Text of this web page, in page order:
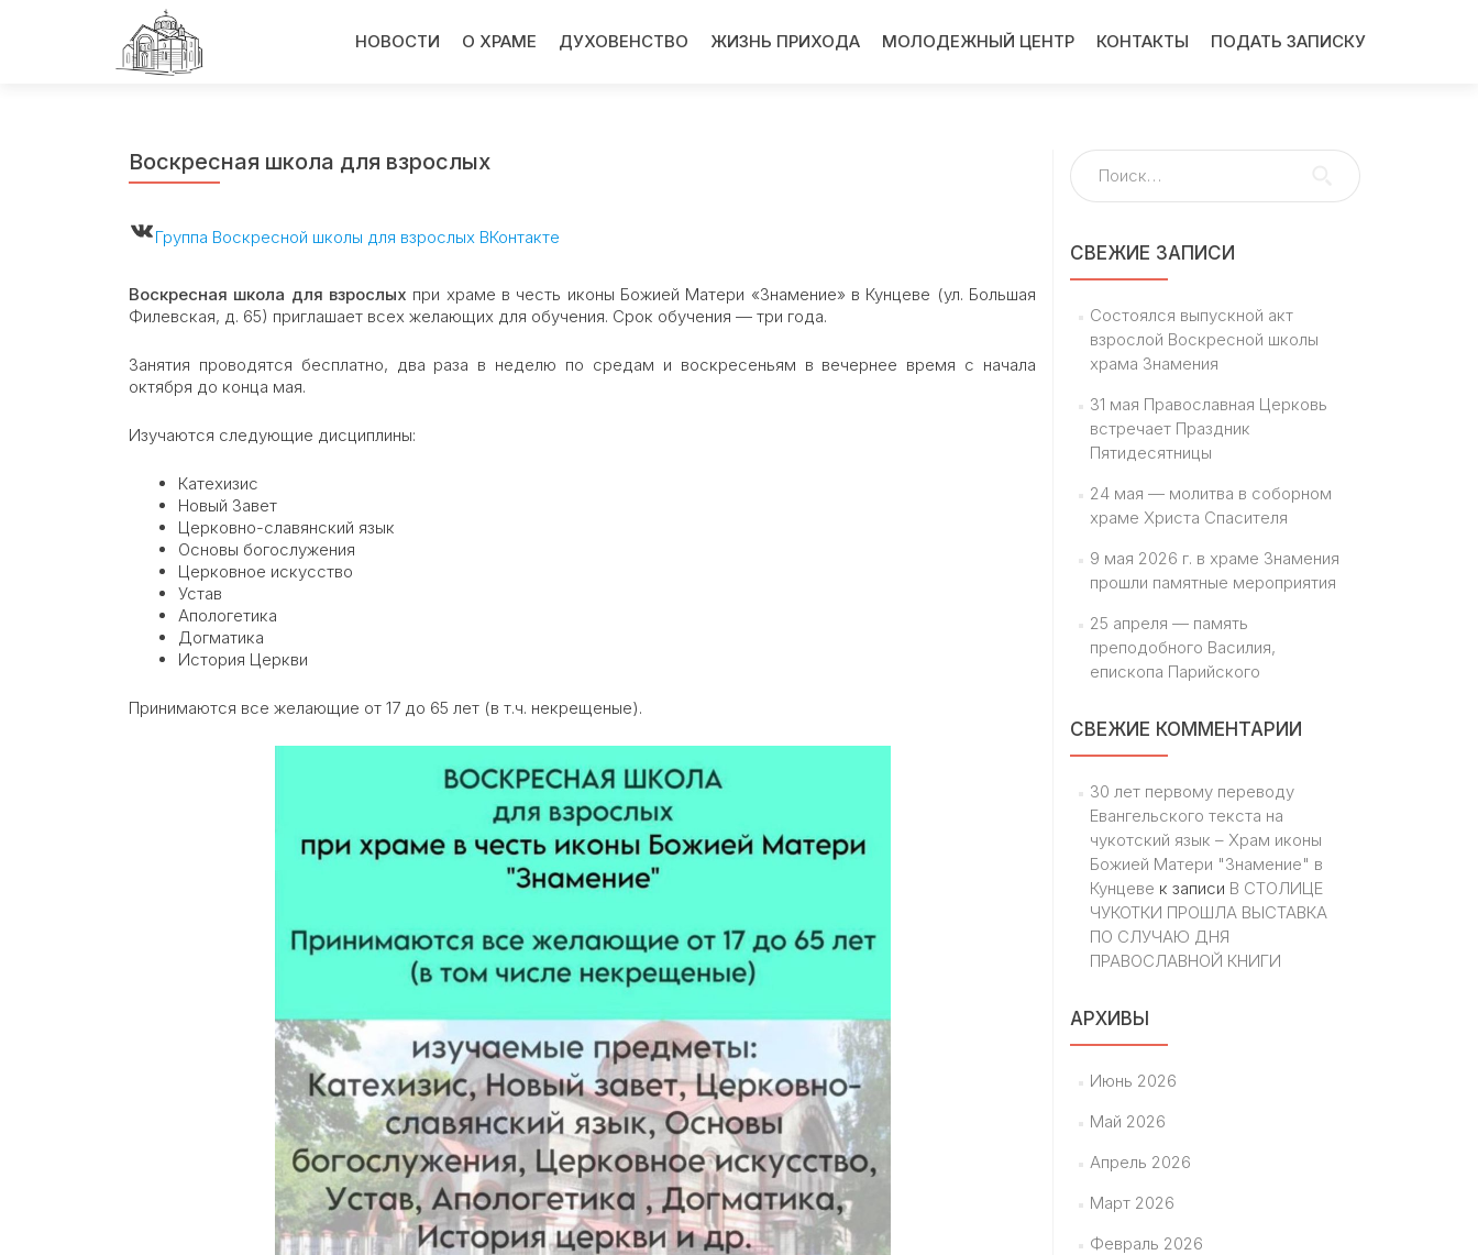
кНОВОСТИ О ХРАМЕ ДУХОВЕНСТВО ЖИЗНЬ ПРИХОДА МОЛОДЕЖНЫЙ ЦЕНТР КОНТАКТЫ ПОДАТЬ ЗАПИСКУ
Воскресная школа для взрослых
ВКонтакте
Группа Воскресной школы для взрослых ВКонтакте
Воскресная школа для взрослых при храме в честь иконы Божией Матери «Знамение» в Кунцеве (ул. Большая
Филевская, д. 65) приглашает всех желающих для обучения. Срок обучения — три года.
Занятия проводятся бесплатно, два раза в неделю по средам и воскресеньям в вечернее время с начала
октября до конца мая.
Изучаются следующие дисциплины:
Катехизис
Новый Завет
Церковно-славянский язык
Основы богослужения
Церковное искусство
Устав
Апологетика
Догматика
История Церкви
Принимаются все желающие от 17 до 65 лет (в т.ч. некрещеные).
Найти:
СВЕЖИЕ ЗАПИСИ
Состоялся выпускной акт
взрослой Воскресной школы
храма Знамения
31 мая Православная Церковь
встречает Праздник
Пятидесятницы
24 мая — молитва в соборном
храме Христа Спасителя
9 мая 2026 г. в храме Знамения
прошли памятные мероприятия
25 апреля — память
преподобного Василия,
епископа Парийского
СВЕЖИЕ КОММЕНТАРИИ
30 лет первому переводу
Евангельского текста на
чукотский язык – Храм иконы
Божией Матери "Знамение" в
Кунцеве к записи В СТОЛИЦЕ
ЧУКОТКИ ПРОШЛА ВЫСТАВКА
ПО СЛУЧАЮ ДНЯ
ПРАВОСЛАВНОЙ КНИГИ
АРХИВЫ
Июнь 2026
Май 2026
Апрель 2026
Март 2026
Февраль 2026